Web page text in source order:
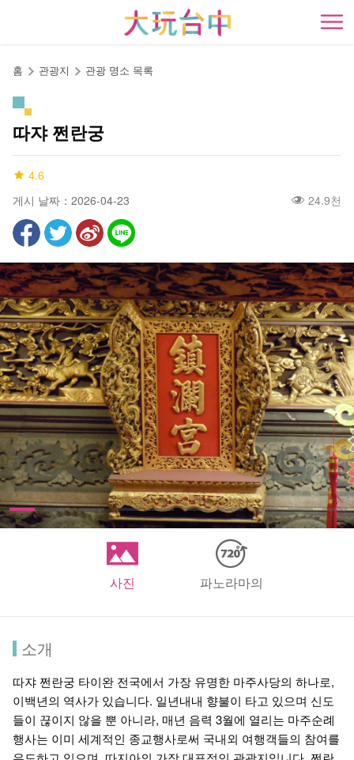
開
홈 관광지 관광 명소 목록
따쟈 쩐란궁
4.6
게시 날짜：2026-04-23
24.9천
사진 파노라마의
소개
따쟈 쩐란궁 타이완 전국에서 가장 유명한 마주사당의 하나로,
이백년의 역사가 있습니다. 일년내내 향불이 타고 있으며 신도
들이 끊이지 않을 뿐 아니라, 매년 음력 3월에 열리는 마주순례
행사는 이미 세계적인 종교행사로써 국내외 여행객들의 참여를